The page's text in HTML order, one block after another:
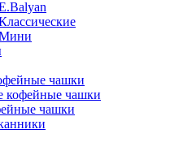
чашки
кофейные чашки
чашки